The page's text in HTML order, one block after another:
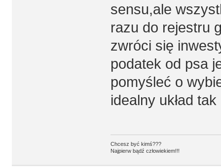
sensu,ale
razu do rejestru
zwróci się
podatek od psa
pomyśleć o
idealny układ
Chcesz być kimś???
Najpierw bądź człowiekiem!!!